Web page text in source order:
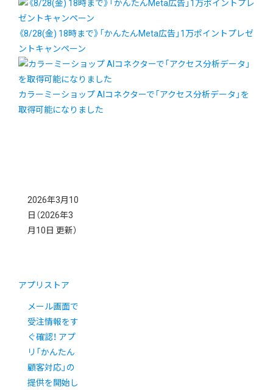
《8/28(金) 18時まで》「かんたんMeta広告」1万ポイントプレゼ
ントキャンペーン
カラーミーショップ AIコネクターで「アクセス分析データ」を
取得可能になりました
2026年3月10
日 （2026年3
月10日 更新）
アプリストア
メール画面で
受注情報をす
ぐ確認！ アプ
リ「かんたん
顧客対応」の
提供を開始し